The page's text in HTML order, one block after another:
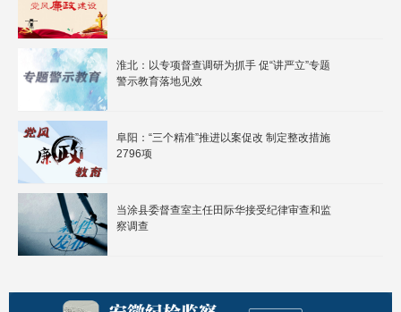
淮北：以专项督查调研为抓手 促“讲严立”专题
警示教育落地见效
阜阳：“三个精准”推进以案促改 制定整改措施
2796项
当涂县委督查室主任田际华接受纪律审查和监
察调查